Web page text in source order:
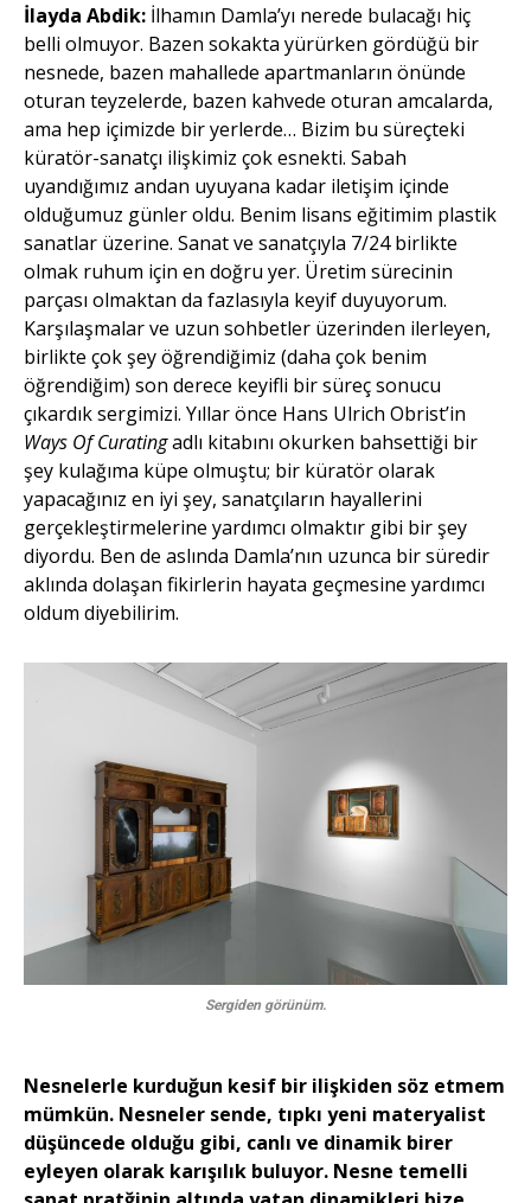
İlayda Abdik: İlhamın Damla’yı nerede bulacağı hiç
belli olmuyor. Bazen sokakta yürürken gördüğü bir
nesnede, bazen mahallede apartmanların önünde
oturan teyzelerde, bazen kahvede oturan amcalarda,
ama hep içimizde bir yerlerde… Bizim bu süreçteki
küratör-sanatçı ilişkimiz çok esnekti. Sabah
uyandığımız andan uyuyana kadar iletişim içinde
olduğumuz günler oldu. Benim lisans eğitimim plastik
sanatlar üzerine. Sanat ve sanatçıyla 7/24 birlikte
olmak ruhum için en doğru yer. Üretim sürecinin
parçası olmaktan da fazlasıyla keyif duyuyorum.
Karşılaşmalar ve uzun sohbetler üzerinden ilerleyen,
birlikte çok şey öğrendiğimiz (daha çok benim
öğrendiğim) son derece keyifli bir süreç sonucu
çıkardık sergimizi. Yıllar önce Hans Ulrich Obrist’in
Ways Of Curatingadlı kitabını okurken bahsettiği bir
şey kulağıma küpe olmuştu; bir küratör olarak
yapacağınız en iyi şey, sanatçıların hayallerini
gerçekleştirmelerine yardımcı olmaktır gibi bir şey
diyordu. Ben de aslında Damla’nın uzunca bir süredir
aklında dolaşan fikirlerin hayata geçmesine yardımcı
oldum diyebilirim.
Sergiden görünüm.
Nesnelerle kurduğun kesif bir ilişkiden söz etmem
mümkün. Nesneler sende, tıpkı yeni materyalist
düşüncede olduğu gibi, canlı ve dinamik birer
eyleyen olarak karışılık buluyor. Nesne temelli